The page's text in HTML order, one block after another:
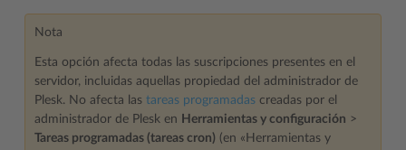
Nota
Esta opción afecta todas las suscripciones presentes en el
servidor, incluidas aquellas propiedad del administrador de
Plesk. No afecta las tareas programadas creadas por el
administrador de Plesk en Herramientas y configuración >
Tareas programadas (tareas cron) (en «Herramientas y